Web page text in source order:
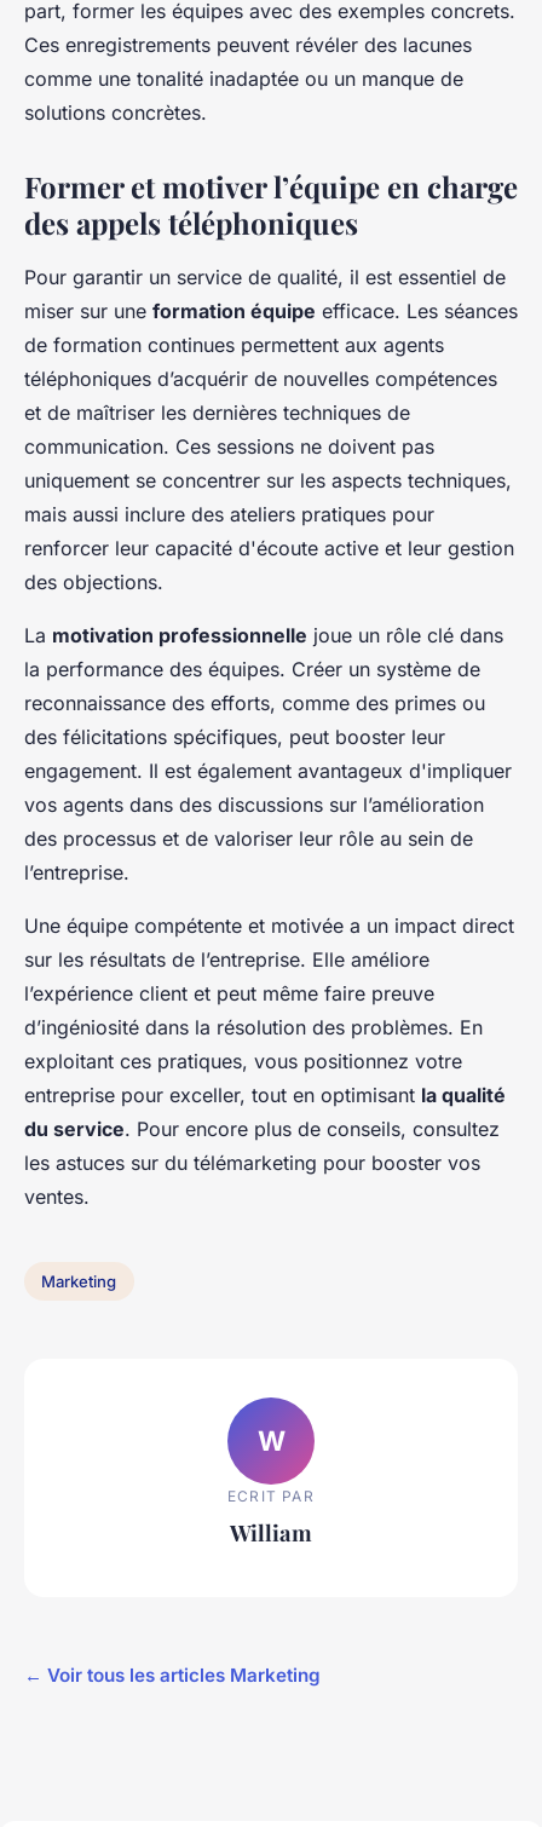
part, former les équipes avec des exemples concrets.
Ces enregistrements peuvent révéler des lacunes
comme une tonalité inadaptée ou un manque de
solutions concrètes.
Former et motiver l’équipe en charge
des appels téléphoniques
Pour garantir un service de qualité, il est essentiel de
miser sur une formation équipe efficace. Les séances
de formation continues permettent aux agents
téléphoniques d’acquérir de nouvelles compétences
et de maîtriser les dernières techniques de
communication. Ces sessions ne doivent pas
uniquement se concentrer sur les aspects techniques,
mais aussi inclure des ateliers pratiques pour
renforcer leur capacité d'écoute active et leur gestion
des objections.
La motivation professionnelle joue un rôle clé dans
la performance des équipes. Créer un système de
reconnaissance des efforts, comme des primes ou
des félicitations spécifiques, peut booster leur
engagement. Il est également avantageux d'impliquer
vos agents dans des discussions sur l’amélioration
des processus et de valoriser leur rôle au sein de
l’entreprise.
Une équipe compétente et motivée a un impact direct
sur les résultats de l’entreprise. Elle améliore
l’expérience client et peut même faire preuve
d’ingéniosité dans la résolution des problèmes. En
exploitant ces pratiques, vous positionnez votre
entreprise pour exceller, tout en optimisant la qualité
du service. Pour encore plus de conseils, consultez
les astuces sur du télémarketing pour booster vos
ventes.
Marketing
W
ECRIT PAR
William
← Voir tous les articles Marketing